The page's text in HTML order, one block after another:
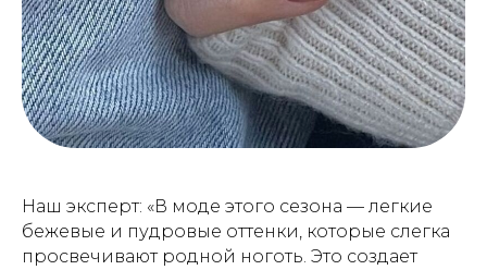
Наш эксперт: «В моде этого сезона — легкие
бежевые и пудровые оттенки, которые слегка
просвечивают родной ноготь. Это создает